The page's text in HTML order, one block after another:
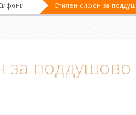
Стилен сифон за
за поддушово